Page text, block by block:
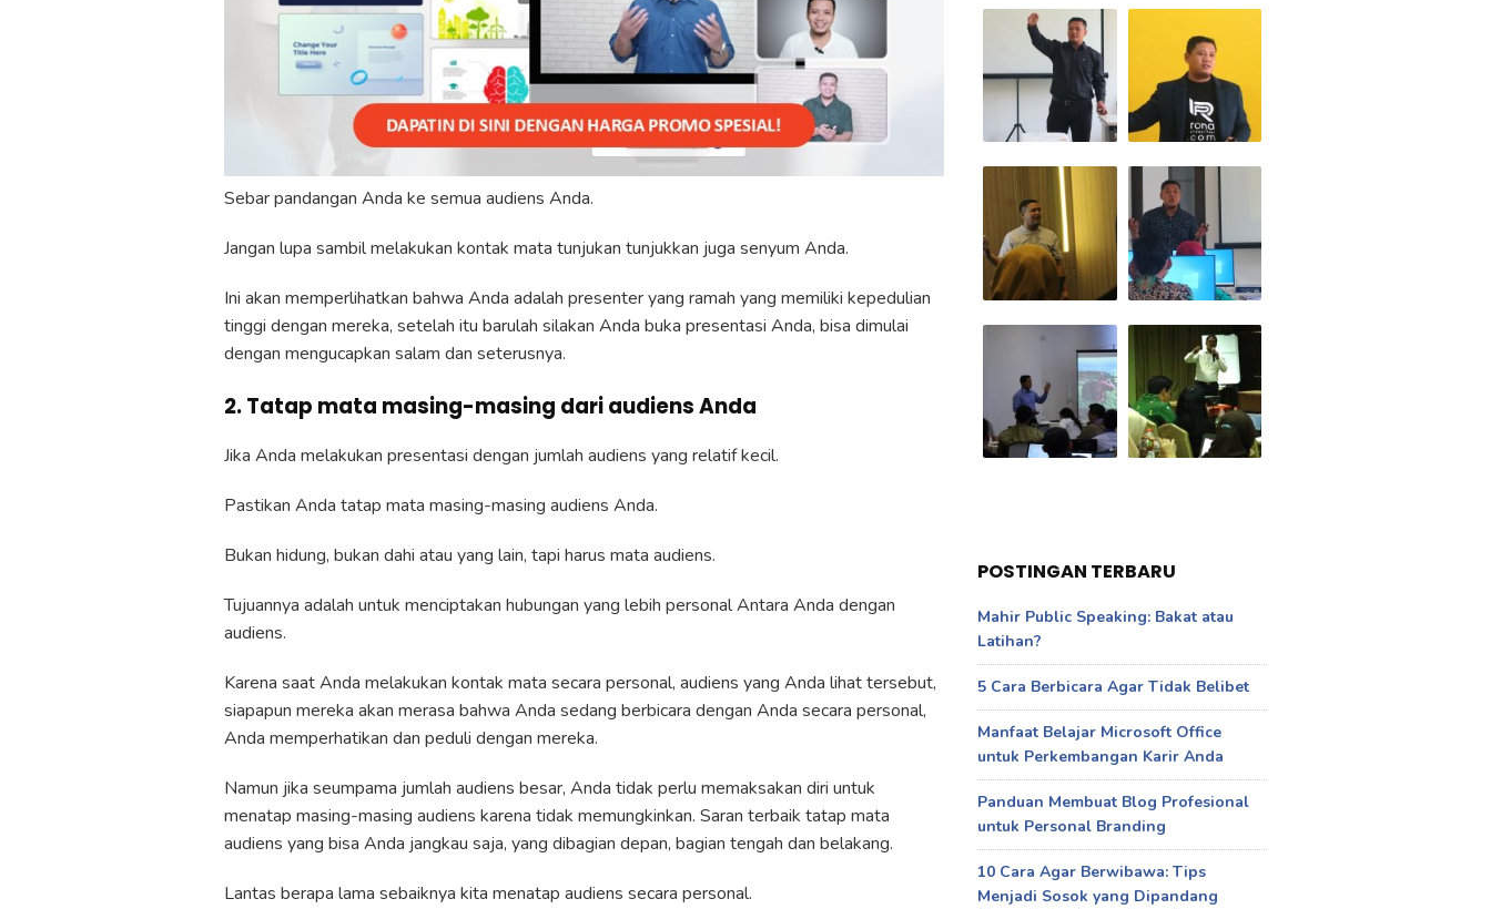
Sebar pandangan Anda ke semua audiens Anda.
Jangan lupa sambil melakukan kontak mata tunjukan tunjukkan juga senyum Anda.
Ini akan memperlihatkan bahwa Anda adalah presenter yang ramah yang memiliki kepedulian
tinggi dengan mereka, setelah itu barulah silakan Anda buka presentasi Anda, bisa dimulai
dengan mengucapkan salam dan seterusnya.
2. Tatap mata masing-masing dari audiens Anda
Jika Anda melakukan presentasi dengan jumlah audiens yang relatif kecil.
Pastikan Anda tatap mata masing-masing audiens Anda.
Bukan hidung, bukan dahi atau yang lain, tapi harus mata audiens.
Tujuannya adalah untuk menciptakan hubungan yang lebih personal Antara Anda dengan
audiens.
Karena saat Anda melakukan kontak mata secara personal, audiens yang Anda lihat tersebut,
siapapun mereka akan merasa bahwa Anda sedang berbicara dengan Anda secara personal,
Anda memperhatikan dan peduli dengan mereka.
Namun jika seumpama jumlah audiens besar, Anda tidak perlu memaksakan diri untuk
menatap masing-masing audiens karena tidak memungkinkan. Saran terbaik tatap mata
audiens yang bisa Anda jangkau saja, yang dibagian depan, bagian tengah dan belakang.
Lantas berapa lama sebaiknya kita menatap audiens secara personal.
POSTINGAN TERBARU
Mahir Public Speaking: Bakat atau
Latihan?
5 Cara Berbicara Agar Tidak Belibet
Manfaat Belajar Microsoft Office
untuk Perkembangan Karir Anda
Panduan Membuat Blog Profesional
untuk Personal Branding
10 Cara Agar Berwibawa: Tips
Menjadi Sosok yang Dipandang